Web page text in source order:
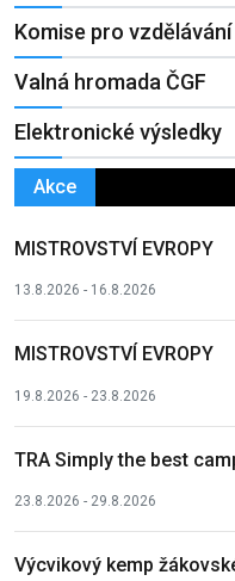
Komise pro vzdělávání
Valná hromada ČGF
Elektronické výsledky
Akce
MISTROVSTVÍ EVROPY
13.8.2026 - 16.8.2026
MISTROVSTVÍ EVROPY
19.8.2026 - 23.8.2026
TRA Simply the best
23.8.2026 - 29.8.2026
Výcvikový kemp